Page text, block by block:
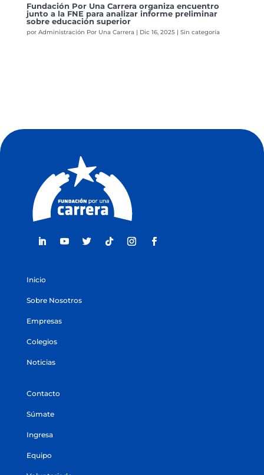
Fundación Por Una Carrera organiza encuentro
junto a la FNE para analizar informe preliminar
sobre educación superior
por Administración Por Una Carrera | Dic 16, 2025| Sin categoría
Inicio
Sobre Nosotros
Empresas
Colegios
Noticias
Contacto
Súmate
Ingresa
Equipo